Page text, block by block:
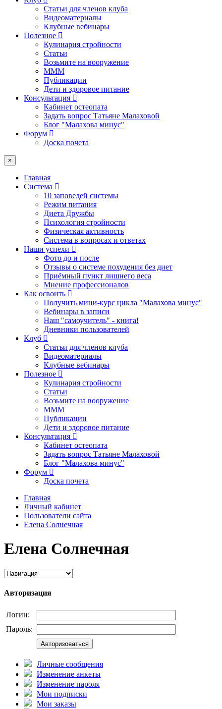
Статьи для членов клуба
Видеоматериалы
Клубные вебинары
Полезное
Кулинария стройности
Статьи
Возьмите на вооружение
МММ
Публикации
Дети и здоровое питание
Консультация
Кабинет остеопата
Задать вопрос Татьяне Малаховой
Блог "Малахова минус"
Форум
Доска почета
×
Главная
Система
10 заповедей системы
Режим питания
Диета Дружбы
Психология стройности
Физическая активность
Система в вопросах и ответах
Наши успехи
Фото до и после
Отзывы о системе похудения без диет
Приёмный пункт лишнего веса
Мнение профессионалов
Как освоить
Получить мини-курс цикла "Малахова минус"
Вебинары в записи
Наш "самоучитель" - книга!
Дневники пользователей
Клуб
Статьи для членов клуба
Видеоматериалы
Клубные вебинары
Полезное
Кулинария стройности
Статьи
Возьмите на вооружение
МММ
Публикации
Дети и здоровое питание
Консультация
Кабинет остеопата
Задать вопрос Татьяне Малаховой
Блог "Малахова минус"
Форум
Доска почета
Главная
Личный кабинет
Пользователи сайта
Елена Cолнечная
Елена Cолнечная
Авторизация
Логин:
Пароль:
Авторизоваться
Личные сообщения
Изменение анкеты
Изменение пароля
Мои подписки
Мои заказы